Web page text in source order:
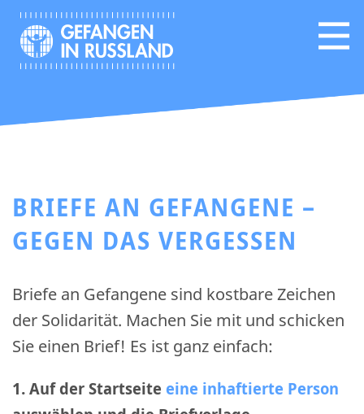
BRIEFE AN GEFANGENE –
GEGEN DAS VERGESSEN
Briefe an Gefangene sind kostbare Zeichen
der Solidarität. Machen Sie mit und schicken
Sie einen Brief! Es ist ganz einfach:
1. Auf der Startseite eine inhaftierte Person